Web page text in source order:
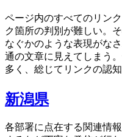
ページ内のすべてのリン
ク箇所の判別が難しい。
なぐかのような表現がな
通の文章に見えてしまう
多く、総じてリンクの認
新潟県
各部署に点在する関連情